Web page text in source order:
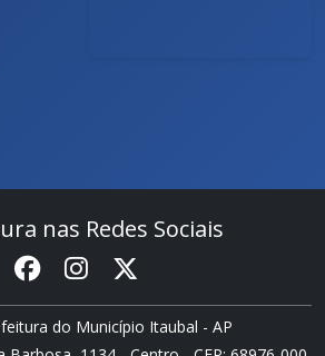
nas Redes Sociais
do Município Itaubal - AP